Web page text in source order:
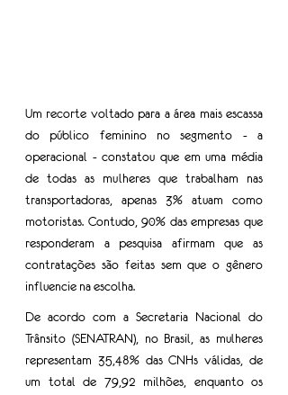
Um recorte voltado para a área mais escassa
do público feminino no segmento - a
operacional - constatou que em uma média
de todas as mulheres que trabalham nas
transportadoras, apenas 3% atuam como
motoristas. Contudo, 90% das empresas que
responderam a pesquisa afirmam que as
contratações são feitas sem que o gênero
influencie na escolha.
De acordo com a Secretaria Nacional do
Trânsito (SENATRAN), no Brasil, as mulheres
representam 35,48% das CNHs válidas, de
um total de 79,92 milhões, enquanto os